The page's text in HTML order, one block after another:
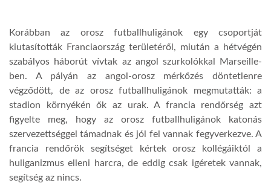
Korábban az orosz futballhuligánok egy csoportját
kiutasították Franciaország területéről, miután a hétvégén
szabályos háborút vívtak az angol szurkolókkal Marseille-
ben. A pályán az angol-orosz mérkőzés döntetlenre
végződött, de az orosz futballhuligánok megmutatták: a
stadion környékén ők az urak. A francia rendőrség azt
figyelte meg, hogy az orosz futballhuligánok katonás
szervezettséggel támadnak és jól fel vannak fegyverkezve. A
francia rendőrök segítséget kértek orosz kollégáiktól a
huliganizmus elleni harcra, de eddig csak igéretek vannak,
segítség az nincs.